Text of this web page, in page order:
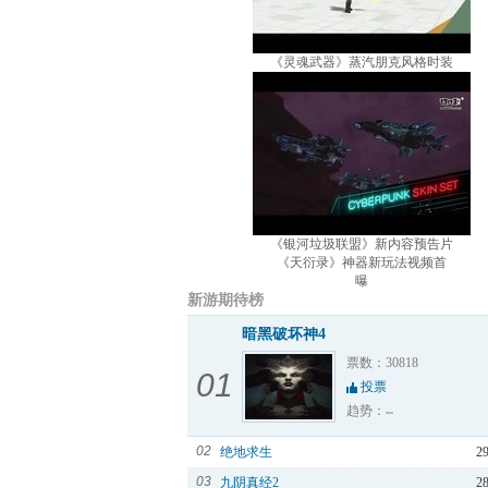
《灵魂武器》蒸汽朋克风格时装
《银河垃圾联盟》新内容预告片
《天衍录》神器新玩法视频首
曝
新游期待榜
01
暗黑破坏神4
票数：30818
投票
趋势：
02 绝地求生
03
九阴真经2